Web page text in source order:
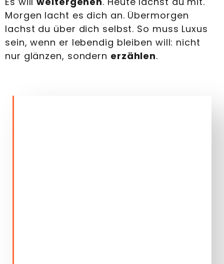
Morgen lacht es dich an. Übermorgen
lachst du über dich selbst. So muss Luxus
sein, wenn er lebendig bleiben will: nicht
nur glänzen, sondern erzählen.